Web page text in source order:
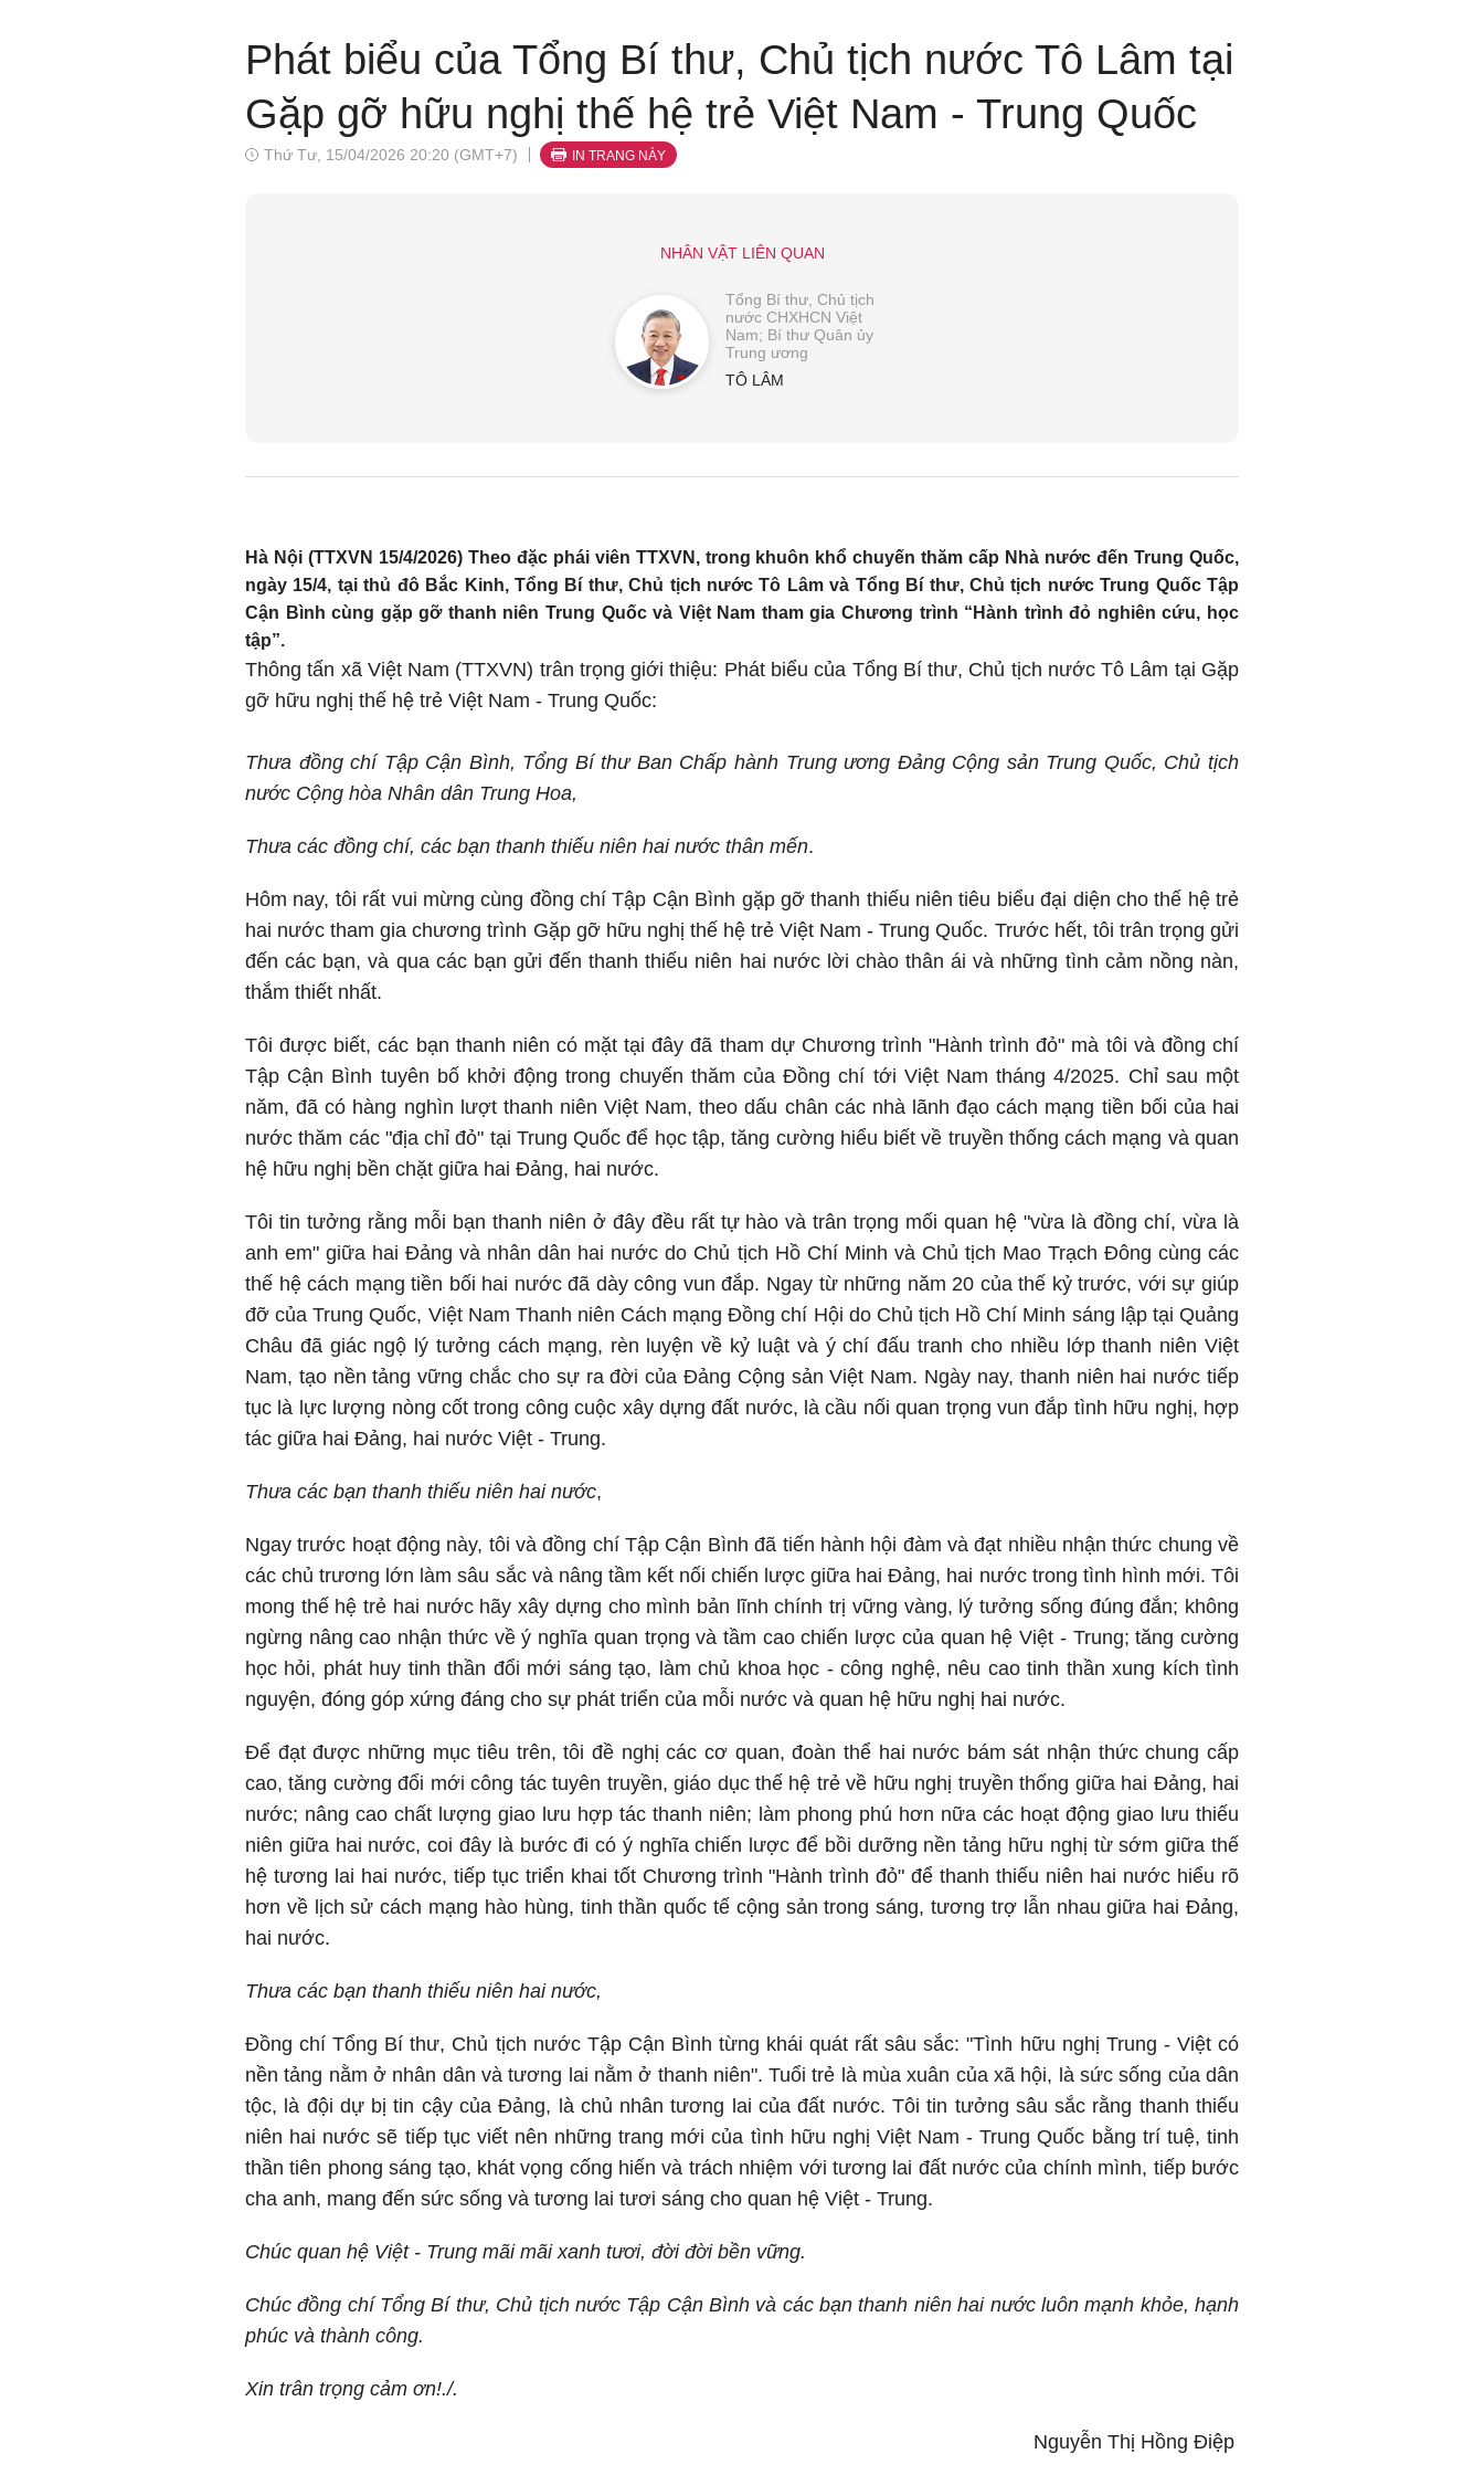
Phát biểu của Tổng Bí thư, Chủ tịch nước Tô Lâm tại
Gặp gỡ hữu nghị thế hệ trẻ Việt Nam - Trung Quốc
Thứ Tư, 15/04/2026 20:20 (GMT+7) IN TRANG NÀY
NHÂN VẬT LIÊN QUAN
Tổng Bí thư, Chủ tịch
nước CHXHCN Việt
Nam; Bí thư Quân ủy
Trung ương
TÔ LÂM
Hà Nội (TTXVN 15/4/2026) Theo đặc phái viên TTXVN, trong khuôn khổ chuyến thăm cấp Nhà nước đến Trung Quốc,
ngày 15/4, tại thủ đô Bắc Kinh, Tổng Bí thư, Chủ tịch nước Tô Lâm và Tổng Bí thư, Chủ tịch nước Trung Quốc Tập
Cận Bình cùng gặp gỡ thanh niên Trung Quốc và Việt Nam tham gia Chương trình “Hành trình đỏ nghiên cứu, học
tập”.
Thông tấn xã Việt Nam (TTXVN) trân trọng giới thiệu: Phát biểu của Tổng Bí thư, Chủ tịch nước Tô Lâm tại Gặp
gỡ hữu nghị thế hệ trẻ Việt Nam - Trung Quốc:
Thưa đồng chí Tập Cận Bình, Tổng Bí thư Ban Chấp hành Trung ương Đảng Cộng sản Trung Quốc, Chủ tịch
nước Cộng hòa Nhân dân Trung Hoa,
Thưa các đồng chí, các bạn thanh thiếu niên hai nước thân mến.
Hôm nay, tôi rất vui mừng cùng đồng chí Tập Cận Bình gặp gỡ thanh thiếu niên tiêu biểu đại diện cho thế hệ trẻ
hai nước tham gia chương trình Gặp gỡ hữu nghị thế hệ trẻ Việt Nam - Trung Quốc. Trước hết, tôi trân trọng gửi
đến các bạn, và qua các bạn gửi đến thanh thiếu niên hai nước lời chào thân ái và những tình cảm nồng nàn,
thắm thiết nhất.
Tôi được biết, các bạn thanh niên có mặt tại đây đã tham dự Chương trình "Hành trình đỏ" mà tôi và đồng chí
Tập Cận Bình tuyên bố khởi động trong chuyến thăm của Đồng chí tới Việt Nam tháng 4/2025. Chỉ sau một
năm, đã có hàng nghìn lượt thanh niên Việt Nam, theo dấu chân các nhà lãnh đạo cách mạng tiền bối của hai
nước thăm các "địa chỉ đỏ" tại Trung Quốc để học tập, tăng cường hiểu biết về truyền thống cách mạng và quan
hệ hữu nghị bền chặt giữa hai Đảng, hai nước.
Tôi tin tưởng rằng mỗi bạn thanh niên ở đây đều rất tự hào và trân trọng mối quan hệ "vừa là đồng chí, vừa là
anh em" giữa hai Đảng và nhân dân hai nước do Chủ tịch Hồ Chí Minh và Chủ tịch Mao Trạch Đông cùng các
thế hệ cách mạng tiền bối hai nước đã dày công vun đắp. Ngay từ những năm 20 của thế kỷ trước, với sự giúp
đỡ của Trung Quốc, Việt Nam Thanh niên Cách mạng Đồng chí Hội do Chủ tịch Hồ Chí Minh sáng lập tại Quảng
Châu đã giác ngộ lý tưởng cách mạng, rèn luyện về kỷ luật và ý chí đấu tranh cho nhiều lớp thanh niên Việt
Nam, tạo nền tảng vững chắc cho sự ra đời của Đảng Cộng sản Việt Nam. Ngày nay, thanh niên hai nước tiếp
tục là lực lượng nòng cốt trong công cuộc xây dựng đất nước, là cầu nối quan trọng vun đắp tình hữu nghị, hợp
tác giữa hai Đảng, hai nước Việt - Trung.
Thưa các bạn thanh thiếu niên hai nước,
Ngay trước hoạt động này, tôi và đồng chí Tập Cận Bình đã tiến hành hội đàm và đạt nhiều nhận thức chung về
các chủ trương lớn làm sâu sắc và nâng tầm kết nối chiến lược giữa hai Đảng, hai nước trong tình hình mới. Tôi
mong thế hệ trẻ hai nước hãy xây dựng cho mình bản lĩnh chính trị vững vàng, lý tưởng sống đúng đắn; không
ngừng nâng cao nhận thức về ý nghĩa quan trọng và tầm cao chiến lược của quan hệ Việt - Trung; tăng cường
học hỏi, phát huy tinh thần đổi mới sáng tạo, làm chủ khoa học - công nghệ, nêu cao tinh thần xung kích tình
nguyện, đóng góp xứng đáng cho sự phát triển của mỗi nước và quan hệ hữu nghị hai nước.
Để đạt được những mục tiêu trên, tôi đề nghị các cơ quan, đoàn thể hai nước bám sát nhận thức chung cấp
cao, tăng cường đổi mới công tác tuyên truyền, giáo dục thế hệ trẻ về hữu nghị truyền thống giữa hai Đảng, hai
nước; nâng cao chất lượng giao lưu hợp tác thanh niên; làm phong phú hơn nữa các hoạt động giao lưu thiếu
niên giữa hai nước, coi đây là bước đi có ý nghĩa chiến lược để bồi dưỡng nền tảng hữu nghị từ sớm giữa thế
hệ tương lai hai nước, tiếp tục triển khai tốt Chương trình "Hành trình đỏ" để thanh thiếu niên hai nước hiểu rõ
hơn về lịch sử cách mạng hào hùng, tinh thần quốc tế cộng sản trong sáng, tương trợ lẫn nhau giữa hai Đảng,
hai nước.
Thưa các bạn thanh thiếu niên hai nước,
Đồng chí Tổng Bí thư, Chủ tịch nước Tập Cận Bình từng khái quát rất sâu sắc: "Tình hữu nghị Trung - Việt có
nền tảng nằm ở nhân dân và tương lai nằm ở thanh niên". Tuổi trẻ là mùa xuân của xã hội, là sức sống của dân
tộc, là đội dự bị tin cậy của Đảng, là chủ nhân tương lai của đất nước. Tôi tin tưởng sâu sắc rằng thanh thiếu
niên hai nước sẽ tiếp tục viết nên những trang mới của tình hữu nghị Việt Nam - Trung Quốc bằng trí tuệ, tinh
thần tiên phong sáng tạo, khát vọng cống hiến và trách nhiệm với tương lai đất nước của chính mình, tiếp bước
cha anh, mang đến sức sống và tương lai tươi sáng cho quan hệ Việt - Trung.
Chúc quan hệ Việt - Trung mãi mãi xanh tươi, đời đời bền vững.
Chúc đồng chí Tổng Bí thư, Chủ tịch nước Tập Cận Bình và các bạn thanh niên hai nước luôn mạnh khỏe, hạnh
phúc và thành công.
Xin trân trọng cảm ơn!./.
Nguyễn Thị Hồng Điệp